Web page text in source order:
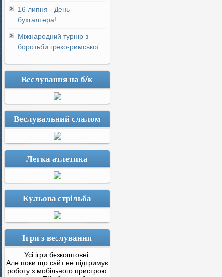
16 липня - День
бухгалтера!
Міжнародний турнір з
боротьби греко-римської.
Веслування на б/к
Веслувальний слалом
Легка атлетика
Кульова стрільба
Ігри з веслування
Усі ігри безкоштовні.
Але поки що сайт не підтримує
роботу з мобільного пристрою